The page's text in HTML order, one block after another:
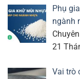
Phụ
ngành
21
Vai trò